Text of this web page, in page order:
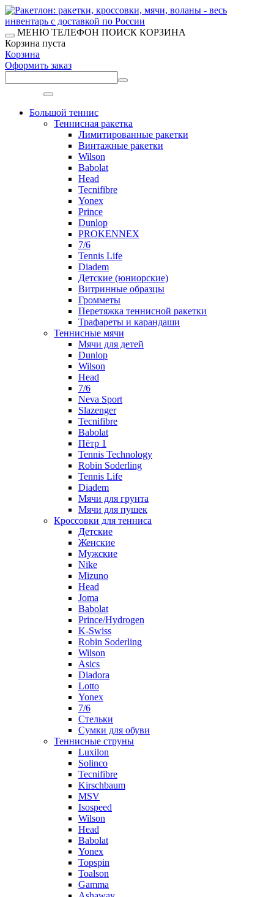
МЕНЮ ТЕЛЕФОН ПОИСК КОРЗИНА
Корзина пуста
Корзина
Оформить заказ
Большой теннис
Теннисная ракетка
Лимитированные ракетки
Винтажные ракетки
Wilson
Babolat
Head
Tecnifibre
Yonex
Prince
Dunlop
PROKENNEX
7/6
Tennis Life
Diadem
Детские (юниорские)
Витринные образцы
Громметы
Перетяжка теннисной ракетки
Трафареты и карандаши
Теннисные мячи
Мячи для детей
Dunlop
Wilson
Head
7/6
Neva Sport
Slazenger
Tecnifibre
Babolat
Пётр 1
Tennis Technology
Robin Soderling
Tennis Life
Diadem
Мячи для грунта
Мячи для пушек
Кроссовки для тенниса
Детские
Женские
Мужские
Nike
Mizuno
Head
Joma
Babolat
Prince/Hydrogen
K-Swiss
Robin Soderling
Wilson
Asics
Diadora
Lotto
Yonex
7/6
Стельки
Сумки для обуви
Теннисные струны
Luxilon
Solinco
Tecnifibre
Kirschbaum
MSV
Isospeed
Wilson
Head
Babolat
Yonex
Topspin
Toalson
Gamma